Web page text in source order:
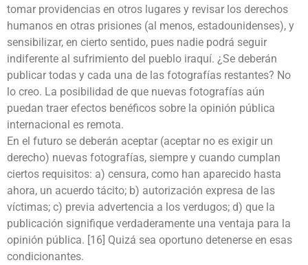
tomar providencias en otros lugares y revisar los derechos
humanos en otras prisiones (al menos, estadounidenses), y
sensibilizar, en cierto sentido, pues nadie podrá seguir
indiferente al sufrimiento del pueblo iraquí. ¿Se deberán
publicar todas y cada una de las fotografías restantes? No
lo creo. La posibilidad de que nuevas fotografías aún
puedan traer efectos benéficos sobre la opinión pública
internacional es remota.
En el futuro se deberán aceptar (aceptar no es exigir un
derecho) nuevas fotografías, siempre y cuando cumplan
ciertos requisitos: a) censura, como han aparecido hasta
ahora, un acuerdo tácito; b) autorización expresa de las
víctimas; c) previa advertencia a los verdugos; d) que la
publicación signifique verdaderamente una ventaja para la
opinión pública. [16] Quizá sea oportuno detenerse en esas
condicionantes.